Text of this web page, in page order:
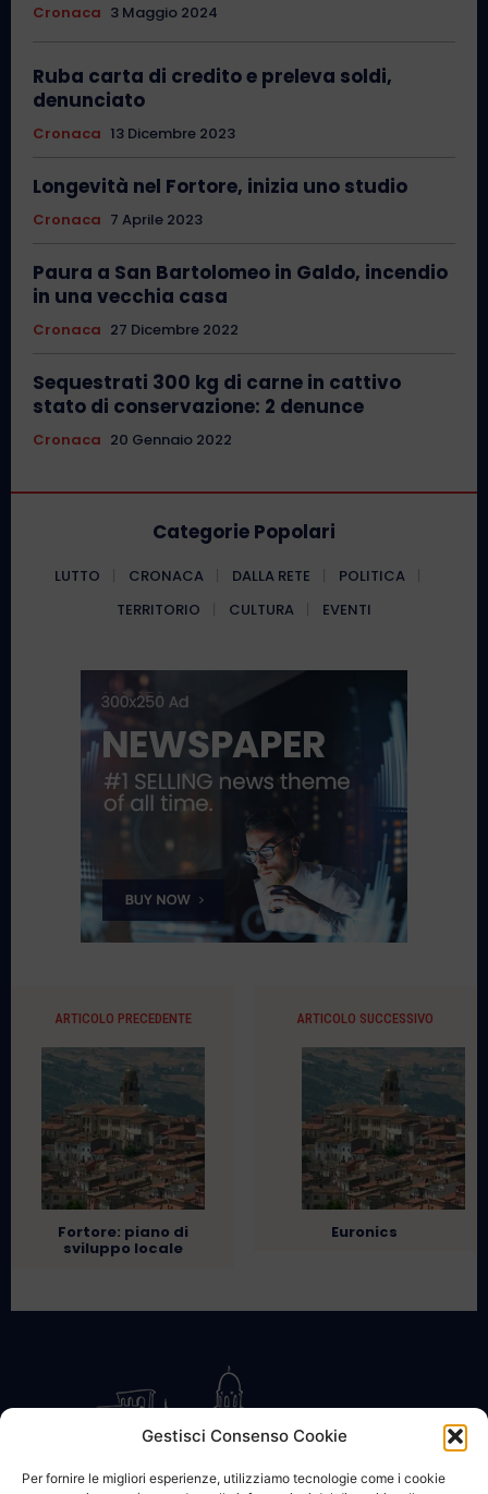
Gestisci Consenso Cookie
Per fornire le migliori esperienze, utilizziamo tecnologie come i cookie
Cronaca 3 Maggio 2024
Ruba carta di credito e preleva soldi,
denunciato
Cronaca 13 Dicembre 2023
Longevità nel Fortore, inizia uno studio
Cronaca 7 Aprile 2023
Paura a San Bartolomeo in Galdo, incendio
in una vecchia casa
Cronaca 27 Dicembre 2022
Sequestrati 300 kg di carne in cattivo
stato di conservazione: 2 denunce
Cronaca 20 Gennaio 2022
Categorie Popolari
LUTTO CRONACA DALLA RETE
POLITICA
TERRITORIO
CULTURA EVENTI
ARTICOLO PRECEDENTE
Fortore: piano di
sviluppo locale
ARTICOLO SUCCESSIVO
Euronics